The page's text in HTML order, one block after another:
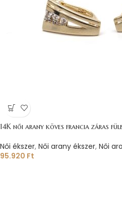
14K női arany köves francia záras
Női ékszer, Női arany ékszer, Női
95.920 Ft